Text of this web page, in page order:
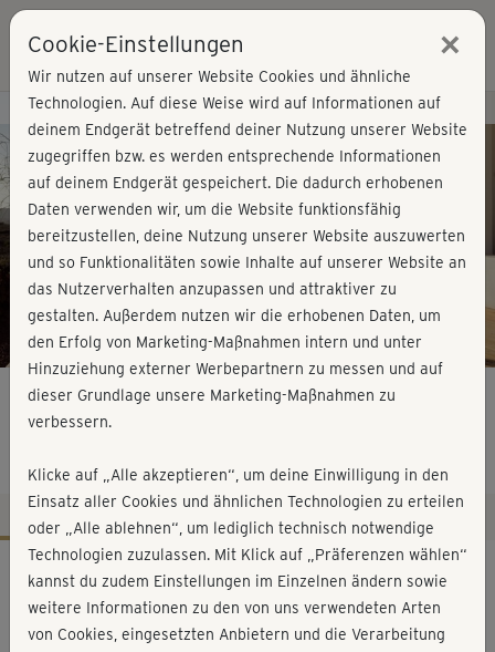
Play
Video
Kursvorschau - Jetzt mitmachen!
Michis Yogaflow
Workout-Facts
mittelschwer
58 Min
Cookie-Einstellungen ×
Wir nutzen auf unserer Website Cookies und ähnliche
Technologien. Auf diese Weise wird auf Informationen auf
deinem Endgerät betreffend deiner Nutzung unserer Website
zugegriffen bzw. es werden entsprechende Informationen
auf deinem Endgerät gespeichert. Die dadurch erhobenen
Daten verwenden wir, um die Website funktionsfähig
bereitzustellen, deine Nutzung unserer Website auszuwerten
und so Funktionalitäten sowie Inhalte auf unserer Website an
das Nutzerverhalten anzupassen und attraktiver zu
gestalten. Außerdem nutzen wir die erhobenen Daten, um
den Erfolg von Marketing-Maßnahmen intern und unter
Hinzuziehung externer Werbepartnern zu messen und auf
dieser Grundlage unsere Marketing-Maßnahmen zu
verbessern.
Klicke auf „Alle akzeptieren“, um deine Einwilligung in den
Einsatz aller Cookies und ähnlichen Technologien zu erteilen
oder „Alle ablehnen“, um lediglich technisch notwendige
Technologien zuzulassen. Mit Klick auf „Präferenzen wählen“
kannst du zudem Einstellungen im Einzelnen ändern sowie
weitere Informationen zu den von uns verwendeten Arten
von Cookies, eingesetzten Anbietern und die Verarbeitung